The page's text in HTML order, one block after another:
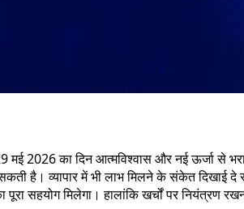
मई 2026 का दिन आत्मविश्वास और नई ऊर्जा से
सकती है। व्यापार में भी लाभ मिलने के संकेत
सहयोग मिलेगा। हालांकि खर्चों पर नियंत्रण